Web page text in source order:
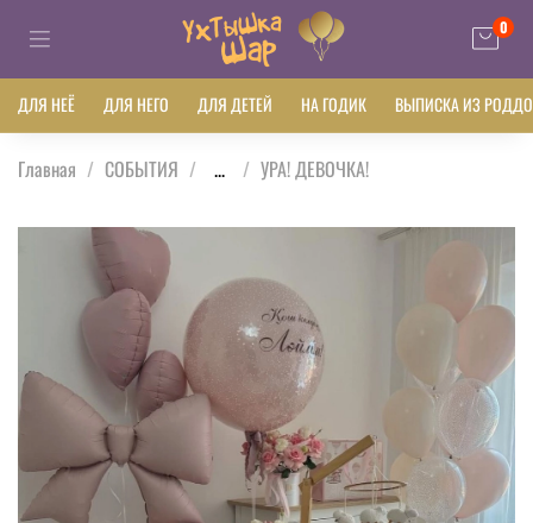
0
ДЛЯ НЕЁ ДЛЯ НЕГО ДЛЯ ДЕТЕЙ НА ГОДИК ВЫПИСКА ИЗ
Главная СОБЫТИЯ ... УРА! ДЕВОЧКА!